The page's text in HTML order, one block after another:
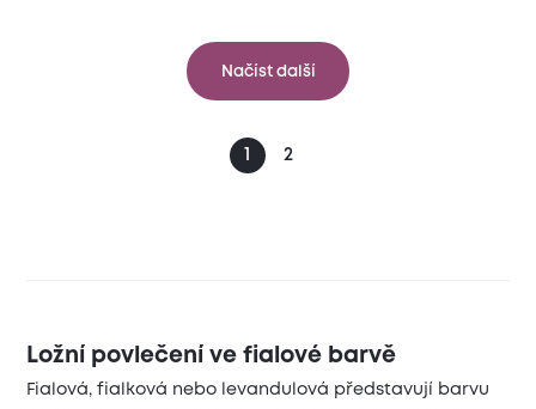
Načíst další
1 2
Ložní povlečení ve fialové barvě
Fialová, fialková nebo levandulová představují barvu